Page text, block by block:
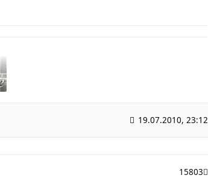
19.07.2010, 23:12
15803